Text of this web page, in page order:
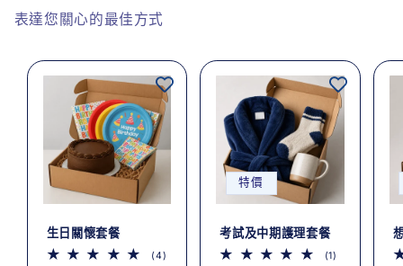
表達您關心的最佳方式
生日關懷套餐
(4)
特價
考試及中期護理套餐
(1)